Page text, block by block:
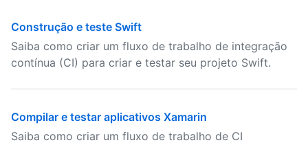
Construção e teste Swift
Saiba como criar um fluxo de trabalho de integração
contínua (CI) para criar e testar seu projeto Swift.
Compilar e testar aplicativos Xamarin
Saiba como criar um fluxo de trabalho de CI